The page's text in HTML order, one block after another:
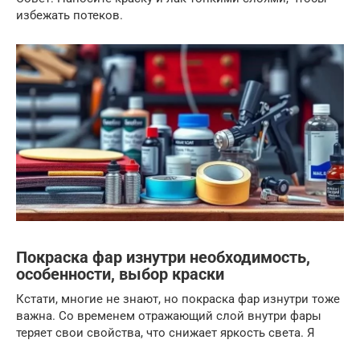
избежать потеков.
Покраска фар изнутри необходимость,
особенности, выбор краски
Кстати, многие не знают, но покраска фар изнутри тоже
важна. Со временем отражающий слой внутри фары
теряет свои свойства, что снижает яркость света. Я